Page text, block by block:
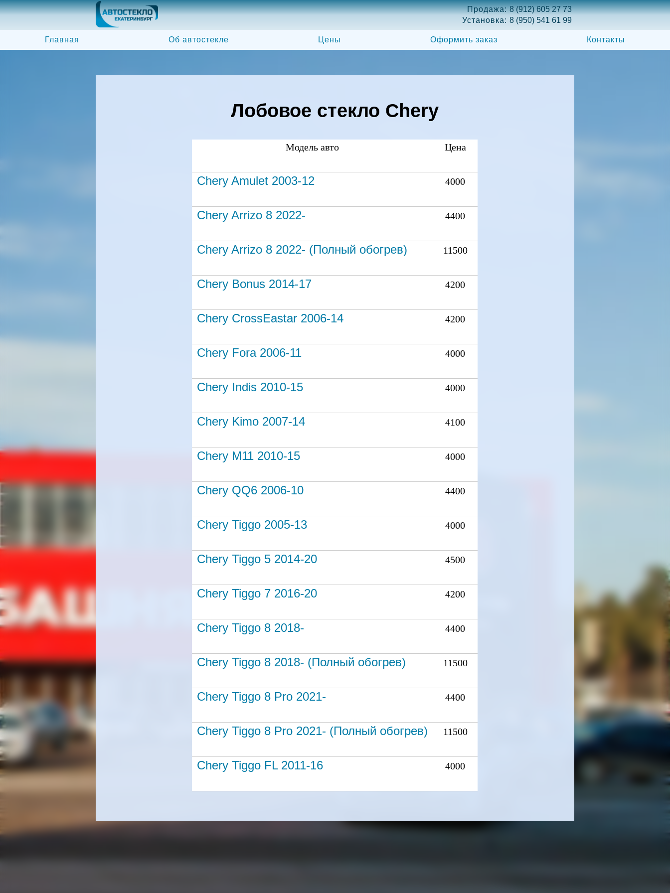
Продажа: 8 (912) 605 27 73
Установка: 8 (950) 541 61 99
Главная Об автостекле Цены Оформить заказ Контакты
Лобовое стекло Chery
Модель авто Цена
Chery Amulet 2003-12 4000
Chery Arrizo 8 2022- 4400
Chery Arrizo 8 2022- (Полный обогрев) 11500
Chery Bonus 2014-17 4200
Chery CrossEastar 2006-14 4200
Chery Fora 2006-11 4000
Chery Indis 2010-15 4000
Chery Kimo 2007-14 4100
Chery M11 2010-15 4000
Chery QQ6 2006-10 4400
Chery Tiggo 2005-13 4000
Chery Tiggo 5 2014-20 4500
Chery Tiggo 7 2016-20 4200
Chery Tiggo 8 2018- 4400
Chery Tiggo 8 2018- (Полный обогрев) 11500
Chery Tiggo 8 Pro 2021- 4400
Chery Tiggo 8 Pro 2021- (Полный обогрев) 11500
Chery Tiggo FL 2011-16 4000